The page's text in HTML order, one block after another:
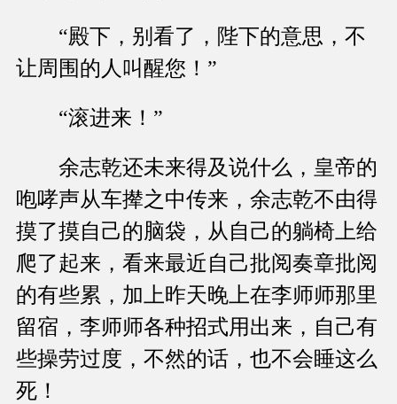
“殿下，别看了，陛下的意思，不
让周围的人叫醒您！”
“滚进来！”
余志乾还未来得及说什么，皇帝的
咆哮声从车撵之中传来，余志乾不由得
摸了摸自己的脑袋，从自己的躺椅上给
爬了起来，看来最近自己批阅奏章批阅
的有些累，加上昨天晚上在李师师那里
留宿，李师师各种招式用出来，自己有
些操劳过度，不然的话，也不会睡这么
死！